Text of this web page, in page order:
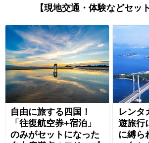
【現地交通・体験などセッ
自由に旅する四国！
「往復航空券+宿泊」
のみがセットになった
レンタ
遊旅行
に縛ら